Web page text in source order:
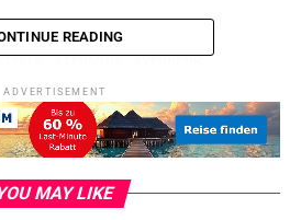
TERMINE VERKEHR
geschlossen
wieder frei
READING
ADVERTISEMENT
MAY LIKE